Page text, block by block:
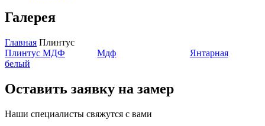
Галерея
Главная Плинтус
Плинтус МДФ
белый
Мдф Янтарная
Оставить заявку на замер
Наши специалисты свяжутся с вами